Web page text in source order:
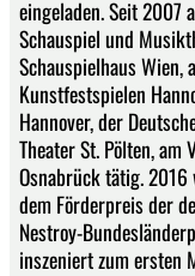
eingeladen. Seit 2007
Schauspiel und
Schauspielhaus Wien,
Kunstfestspielen
Hannover, der
Theater St. Pölten, am
Osnabrück tätig. 2016
dem Förderpreis der
Nestroy-
inszeniert zum ersten